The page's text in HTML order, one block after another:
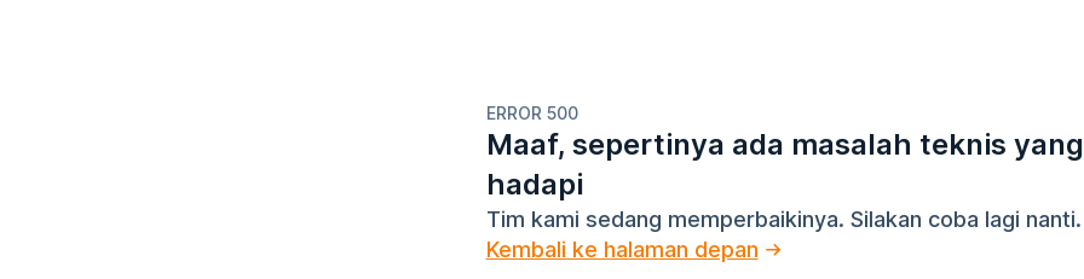
ERROR 500
Maaf, sepertinya ada masalah teknis
hadapi
Tim kami sedang memperbaikinya. Silakan coba lagi nanti.
Kembali ke halaman depan